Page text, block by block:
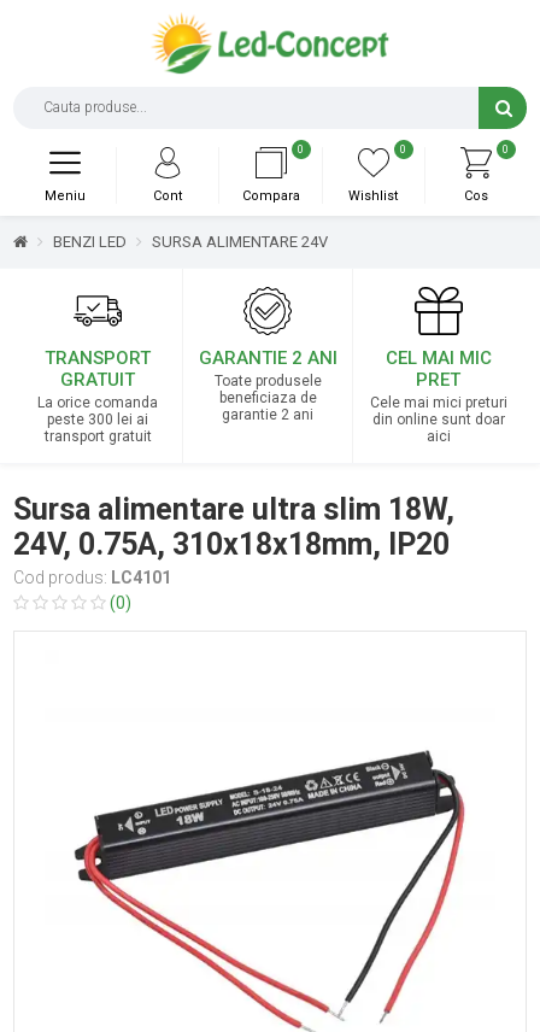
0
Cos
0
Wishlist
0
Compara
Cont
Meniu
BENZI LED SURSA ALIMENTARE 24V
TRANSPORT
GRATUIT
La orice comanda
peste 300 lei ai
transport gratuit
GARANTIE 2 ANI
Toate produsele
beneficiaza de
garantie 2 ani
CEL MAI MIC
PRET
Cele mai mici preturi
din online sunt doar
aici
Sursa alimentare ultra slim 18W,
24V, 0.75A, 310x18x18mm, IP20
Cod produs: LC4101
(0)